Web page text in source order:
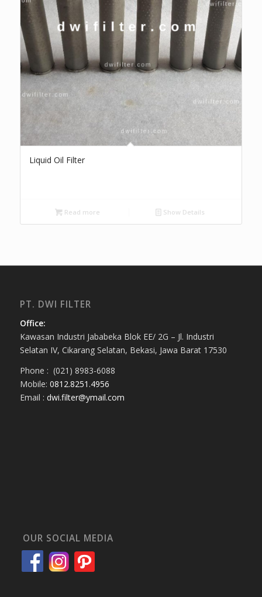
Liquid Oil Filter
Read more Show Details
PT. DWI FILTER
Office:
Kawasan Industri Jababeka Blok EE/ 2G – Jl. Industri
Selatan IV, Cikarang Selatan, Bekasi, Jawa Barat 17530
Phone : (021) 8983-6088
Mobile: 0812.8251.4956
Email : dwi.filter@ymail.com
OUR SOCIAL MEDIA